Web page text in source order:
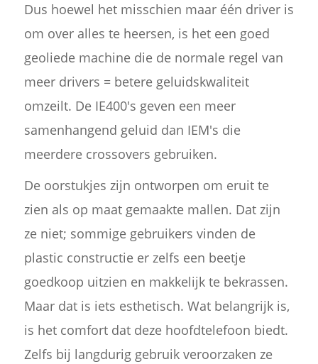
Dus hoewel het misschien maar één driver is
om over alles te heersen, is het een goed
geoliede machine die de normale regel van
meer drivers = betere geluidskwaliteit
omzeilt. De IE400's geven een meer
samenhangend geluid dan IEM's die
meerdere crossovers gebruiken.
De oorstukjes zijn ontworpen om eruit te
zien als op maat gemaakte mallen. Dat zijn
ze niet; sommige gebruikers vinden de
plastic constructie er zelfs een beetje
goedkoop uitzien en makkelijk te bekrassen.
Maar dat is iets esthetisch. Wat belangrijk is,
is het comfort dat deze hoofdtelefoon biedt.
Zelfs bij langdurig gebruik veroorzaken ze